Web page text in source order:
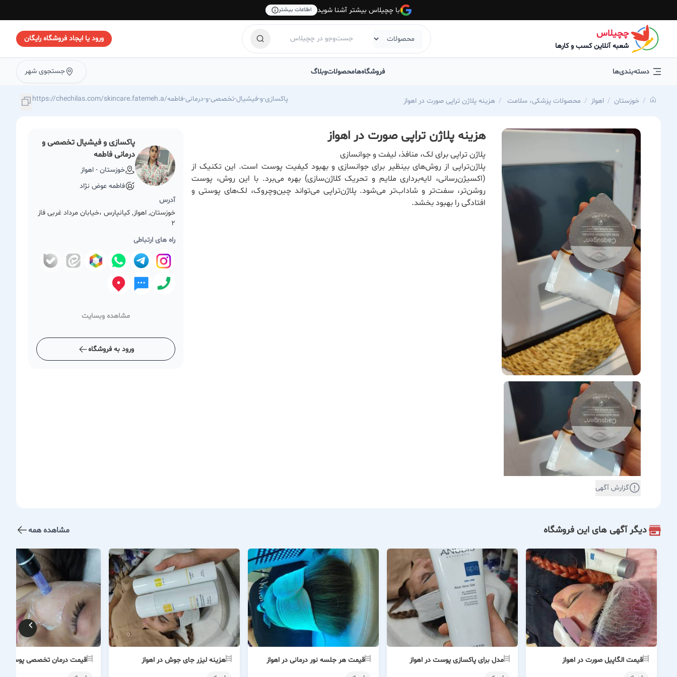
با چچیلاس بیشتر آشنا شوید اطلاعات بیشتر
چچیلاس
شعبه آنلاین کسب و کارها
ورود یا ایجاد فروشگاه رایگان
دسته‌بندی‌ها فروشگاه‌هامحصولاتوبلاگ جستجوی شهر
خوزستان اهواز محصولات پزشکی، سلامت هزینه پلاژن تراپی صورت در اهواز https://chechilas.com/skincare.fatemeh.a/پاکسازی-و-فیشیال-تخصصی-و-درمانی-فاطمه
گزارش آگهی
هزینه پلاژن تراپی صورت در اهواز
پلاژن تراپی برای لک، منافذ، لیفت و جوانسازی
پلاژن‌تراپی از روش‌های بینظیر برای جوانسازی و بهبود کیفیت پوست است. این تکنیک از
(اکسیژن‌رسانی، لایه‌برداری ملایم و تحریک کلاژن‌سازی) بهره می‌برد. با این روش، پوست
روشن‌تر، سفت‌تر و شاداب‌تر می‌شود. پلاژن‌تراپی می‌تواند چین‌وچروک، لک‌های پوستی و
افتادگی را بهبود بخشد.
پاکسازی و فیشیال تخصصی و
درمانی فاطمه
خوزستان - اهواز
فاطمه عوض نژاد
آدرس
خوزستان, اهواز, کیانپارس ،خیابان مرداد غربی فاز
2
راه های ارتباطی
مشاهده وبسایت
ورود به فروشگاه
دیگر آگهی های این فروشگاه مشاهده همه
قیمت الگاپیل صورت در اهواز
مدل برای پاکسازی پوست در اهواز
قیمت هر جلسه نور درمانی در اهواز
هزینه لیزر جای جوش در اهواز
قیمت درمان تخصصی پوست در